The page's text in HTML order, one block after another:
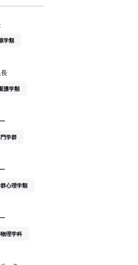
学類
護学類
学群
心理学類
理学科